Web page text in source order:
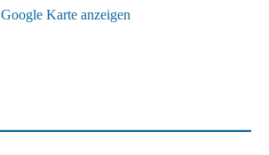
Google Karte anzeigen